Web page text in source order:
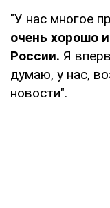
"У нас многое
очень хорошо
России. Я
думаю, у нас,
новости".